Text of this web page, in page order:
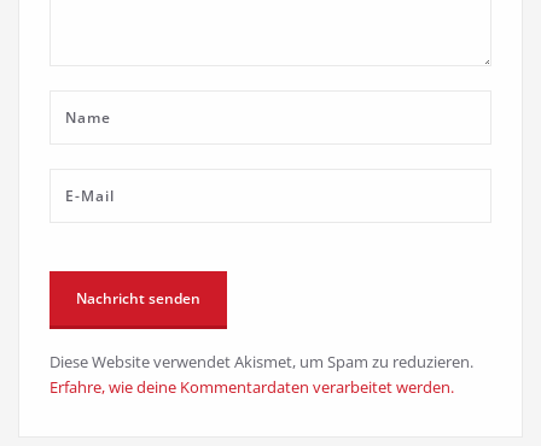
Diese Website verwendet Akismet, um Spam zu reduzieren.
Erfahre, wie deine Kommentardaten verarbeitet werden.